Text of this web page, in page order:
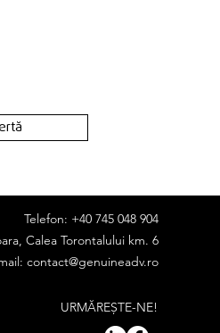
Telefon: +40 745 048 904
Calea Torontalului km. 6
contact@genuineadv.ro
URMĂREȘTE-NE!